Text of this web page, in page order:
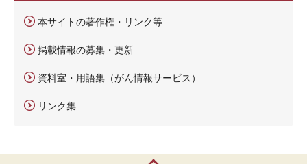
本サイトの著作権・リンク等
掲載情報の募集・更新
資料室・用語集（がん情報サービス）
リンク集